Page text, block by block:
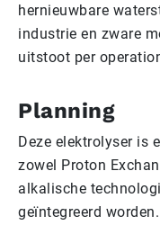
hernieuwbare
industrie en zware
uitstoot per
Planning
Deze elektrolyser is
zowel Proton
alkalische
geïntegreerd